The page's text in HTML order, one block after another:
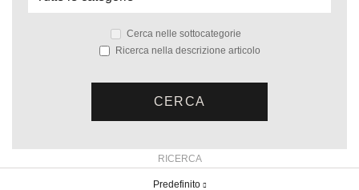
Cerca nelle sottocategorie
Ricerca nella descrizione articolo
RICERCA
Predefinito